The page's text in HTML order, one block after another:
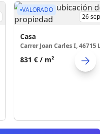
VALORADO
26 sept
Casa
831 € / m²